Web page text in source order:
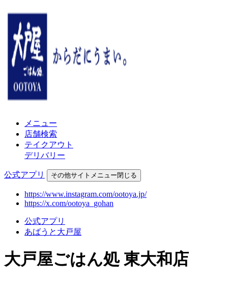
メニュー
店舗検索
テイクアウト
デリバリー
公式アプリ その他サイトメニュー閉じる
https://www.instagram.com/ootoya.jp/
https://x.com/ootoya_gohan
公式アプリ
あばうと大戸屋
大戸屋ごはん処 東大和店